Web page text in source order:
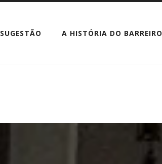
SUGESTÃO A HISTÓRIA DO BARREIRO